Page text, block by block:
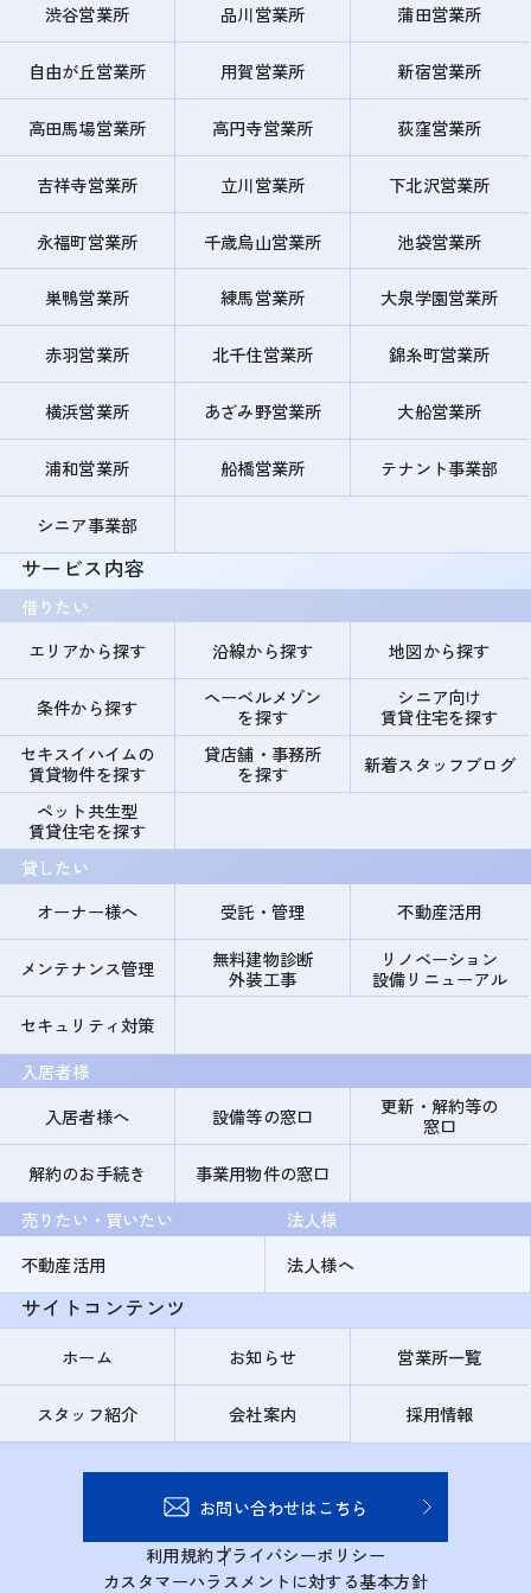
渋谷営業所 品川営業所 蒲田営業所
自由が丘営業所 用賀営業所 新宿営業所
高田馬場営業所 高円寺営業所 荻窪営業所
吉祥寺営業所 立川営業所 下北沢営業所
永福町営業所 千歳烏山営業所 池袋営業所
巣鴨営業所 練馬営業所 大泉学園営業所
赤羽営業所 北千住営業所 錦糸町営業所
横浜営業所 あざみ野営業所 大船営業所
浦和営業所 船橋営業所 テナント事業部
シニア事業部
サービス内容
借りたい
エリアから探す
沿線から探す 地図から探す
条件から探す
ヘーベルメゾン
を探す
シニア向け
賃貸住宅を探す
セキスイハイムの
賃貸物件を探す
貸店舗・事務所
を探す
新着スタッフブログ
ペット共生型
賃貸住宅を探す
貸したい
オーナー様へ
受託・管理 不動産活用
メンテナンス管理
無料建物診断
外装工事
リノベーション
設備リニューアル
セキュリティ対策
入居者様
入居者様へ
設備等の窓口
更新・解約等の
窓口
解約のお手続き
事業用物件の窓口
売りたい・買いたい
不動産活用
法人様
法人様へ
サイトコンテンツ
ホーム お知らせ 営業所一覧
スタッフ紹介 会社案内 採用情報
お問い合わせはこちら
利用規約プライバシーポリシー
カスタマーハラスメントに対する基本方針